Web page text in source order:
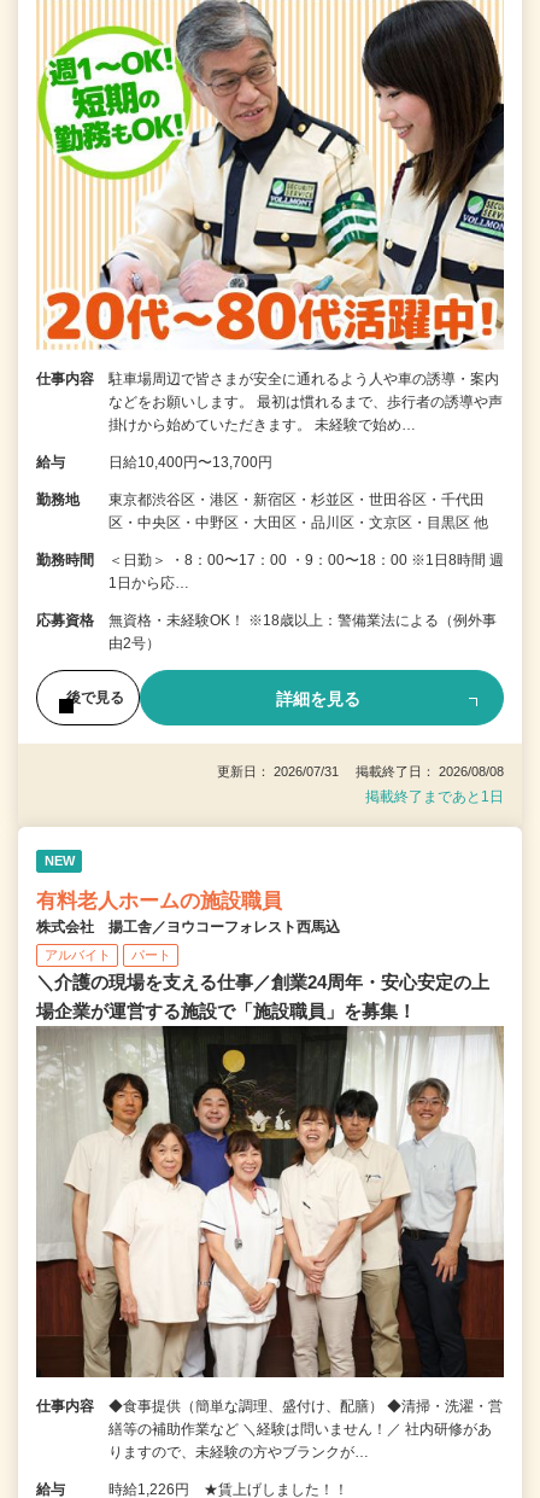
仕事内容
駐車場周辺で皆さまが安全に通れるよう人や車の誘導・案内
などをお願いします。 最初は慣れるまで、歩行者の誘導や声
掛けから始めていただきます。 未経験で始め…
給与 日給10,400円〜13,700円
勤務地
東京都渋谷区・港区・新宿区・杉並区・世田谷区・千代田
区・中央区・中野区・大田区・品川区・文京区・目黒区 他
勤務時間
＜日勤＞ ・8：00〜17：00 ・9：00〜18：00 ※1日8時間 週
1日から応…
応募資格
無資格・未経験OK！ ※18歳以上：警備業法による（例外事
由2号）
後で見る 詳細を見る
更新日： 2026/07/31 掲載終了日： 2026/08/08
掲載終了まであと1日
NEW
有料老人ホームの施設職員
株式会社 揚工舎／ヨウコーフォレスト西馬込
アルバイト パート
＼介護の現場を支える仕事／創業24周年・安心安定の上
場企業が運営する施設で「施設職員」を募集！
仕事内容
◆食事提供（簡単な調理、盛付け、配膳） ◆清掃・洗濯・営
繕等の補助作業など ＼経験は問いません！／ 社内研修があ
りますので、未経験の方やブランクが…
給与 時給1,226円 ★賃上げしました！！